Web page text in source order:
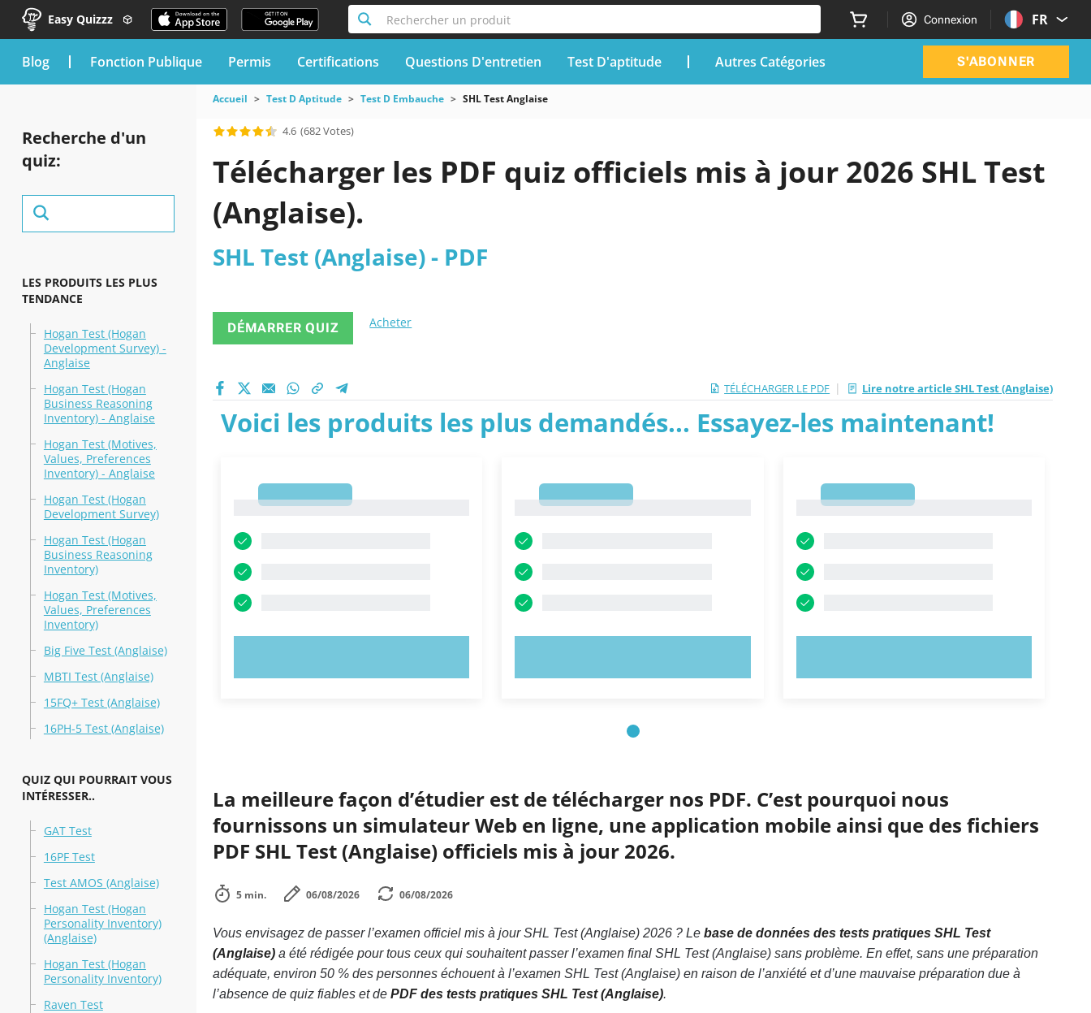
Easy Quizzz Rechercher un produit Connexion FR
blog Fonction Publique Permis Certifications Questions D'entretien Test D'aptitude Autres Catégories S'ABONNER
Recherche d'un
quiz:
LES PRODUITS LES PLUS
TENDANCE
Hogan Test (Hogan
Development Survey) -
Anglaise
Hogan Test (Hogan
Business Reasoning
Inventory) - Anglaise
Hogan Test (Motives,
Values, Preferences
Inventory) - Anglaise
Hogan Test (Hogan
Development Survey)
Hogan Test (Hogan
Business Reasoning
Inventory)
Hogan Test (Motives,
Values, Preferences
Inventory)
Big Five Test (Anglaise)
MBTI Test (Anglaise)
15FQ+ Test (Anglaise)
16PH-5 Test (Anglaise)
QUIZ QUI POURRAIT VOUS
INTÉRESSER..
GAT Test
16PF Test
Test AMOS (Anglaise)
Hogan Test (Hogan
Personality Inventory)
(Anglaise)
Hogan Test (Hogan
Personality Inventory)
Raven Test
Accueil Test D Aptitude Test D Embauche SHL Test Anglaise
4.6 (682 Votes)
Télécharger les PDF quiz officiels mis à jour 2026 SHL Test
(Anglaise).
SHL Test (Anglaise) - PDF
DÉMARRER QUIZ Acheter
TÉLÉCHARGER LE PDF | Lire notre article SHL Test (Anglaise)
Voici les produits les plus demandés... Essayez-les maintenant!
La meilleure façon d’étudier est de télécharger nos PDF. C’est pourquoi nous
fournissons un simulateur Web en ligne, une application mobile ainsi que des fichiers
PDF SHL Test (Anglaise) officiels mis à jour 2026.
5 min. 06/08/2026 06/08/2026
Vous envisagez de passer l’examen officiel mis à jour SHL Test (Anglaise) 2026 ? Le base de données des tests pratiques SHL Test
(Anglaise)a été rédigée pour tous ceux qui souhaitent passer l’examen final SHL Test (Anglaise) sans problème. En effet, sans une préparation
adéquate, environ 50 % des personnes échouent à l’examen SHL Test (Anglaise) en raison de l’anxiété et d’une mauvaise préparation due à
l’absence de quiz fiables et de PDF des tests pratiques SHL Test (Anglaise).